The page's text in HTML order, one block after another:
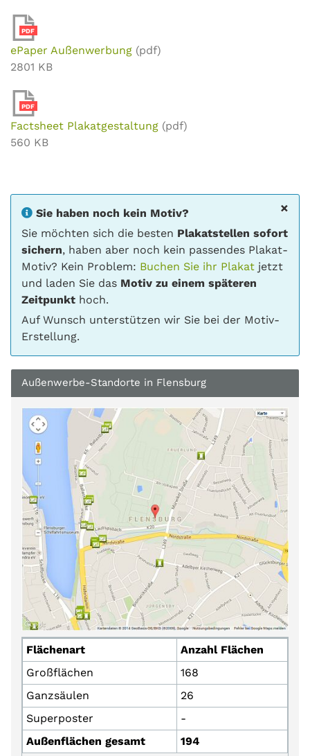
PDF
ePaper Außenwerbung (pdf)
2801 KB
PDF
Factsheet Plakatgestaltung (pdf)
560 KB
×
Sie haben noch kein Motiv?
Sie möchten sich die besten Plakatstellen sofort
sichern, haben aber noch kein passendes Plakat-
Motiv? Kein Problem: Buchen Sie ihr Plakat jetzt
und laden Sie das Motiv zu einem späteren
Zeitpunkt hoch.
Auf Wunsch unterstützen wir Sie bei der Motiv-
Erstellung.
Außenwerbe-Standorte in Flensburg
Flächenart
Anzahl Flächen
Großflächen
168
Ganzsäulen
26
Superposter
-
Außenflächen gesamt
194